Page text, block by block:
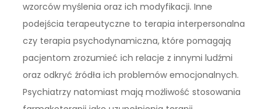
wzorców myślenia oraz ich modyfikacji. Inne
podejścia terapeutyczne to terapia interpersonalna
czy terapia psychodynamiczna, które pomagają
pacjentom zrozumieć ich relacje z innymi ludźmi
oraz odkryć źródła ich problemów emocjonalnych.
Psychiatrzy natomiast mają możliwość stosowania